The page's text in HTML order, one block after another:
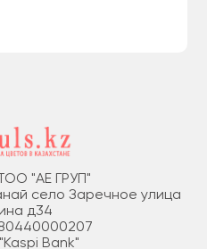
"АЕ ГРУП"
село Заречное улица
д34
Bank"